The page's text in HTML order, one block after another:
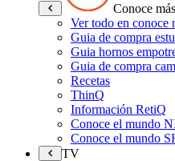
Conoce más
Ver todo en conoce
Guia de compra
Guia hornos
Guia de compra
Recetas
ThinQ
Información RetiQ
Conoce el mundo
Conoce el mundo
TV